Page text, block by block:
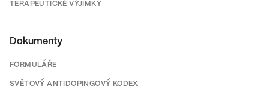
TERAPEUTICKÉ VÝJIMKY
Dokumenty
FORMULÁŘE
SVĚTOVÝ ANTIDOPINGOVÝ KODEX